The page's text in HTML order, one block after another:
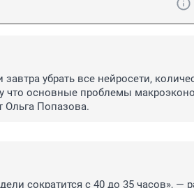
завтра убрать все нейросети,
что основные проблемы
Ольга Попазова.
сократится с 40 до 35 часов», —